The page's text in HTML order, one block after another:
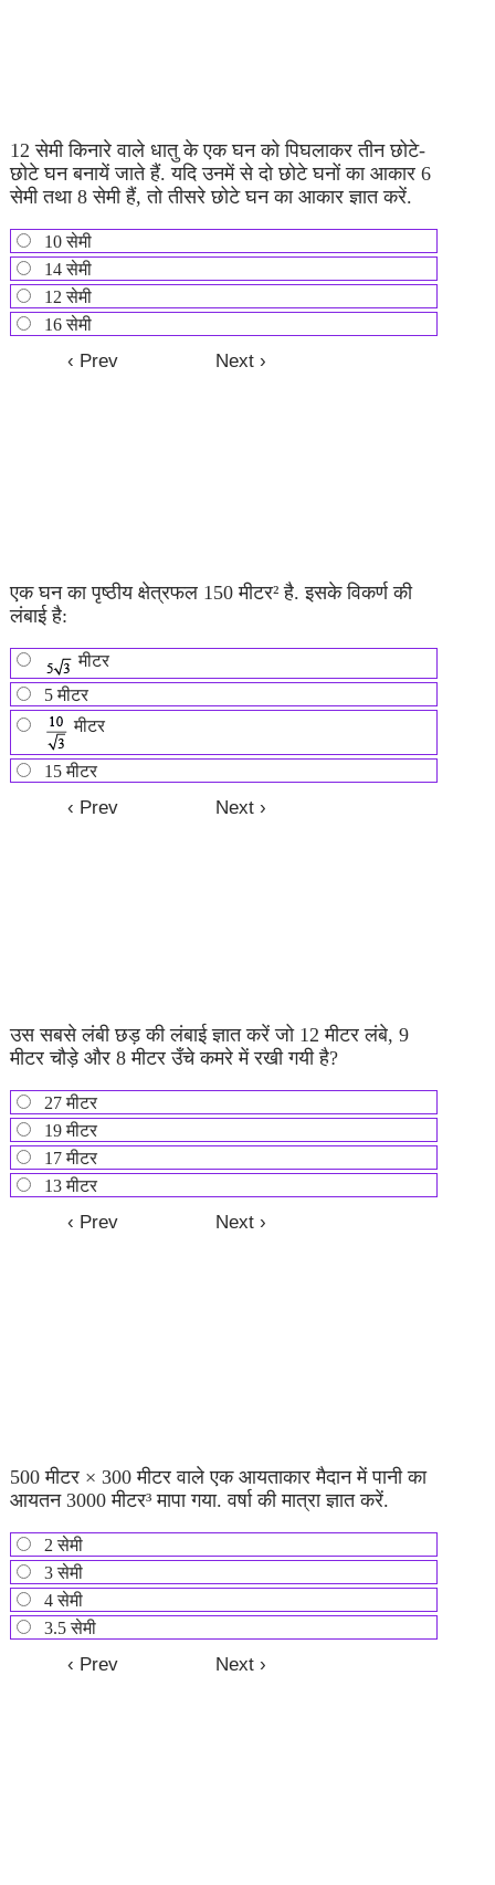
12 सेमी किनारे वाले धातु के एक घन को पिघलाकर तीन छोटे-
छोटे घन बनायें जाते हैं. यदि उनमें से दो छोटे घनों का आकार 6
सेमी तथा 8 सेमी हैं, तो तीसरे छोटे घन का आकार ज्ञात करें.
10 सेमी
14 सेमी
12 सेमी
16 सेमी
एक घन का पृष्ठीय क्षेत्रफल 150 मीटर² है. इसके विकर्ण की
लंबाई है:
मीटर
5 मीटर
मीटर
15 मीटर
उस सबसे लंबी छड़ की लंबाई ज्ञात करें जो 12 मीटर लंबे, 9
मीटर चौड़े और 8 मीटर उँचे कमरे में रखी गयी है?
27 मीटर
19 मीटर
17 मीटर
13 मीटर
500 मीटर × 300 मीटर वाले एक आयताकार मैदान में पानी का
आयतन 3000 मीटर³ मापा गया. वर्षा की मात्रा ज्ञात करें.
2 सेमी
3 सेमी
4 सेमी
3.5 सेमी